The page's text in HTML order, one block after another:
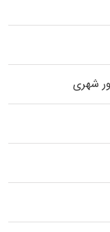
شهری